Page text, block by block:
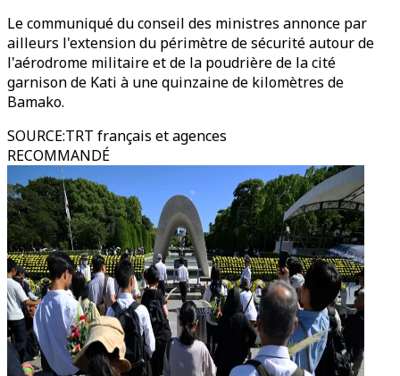
Le communiqué du conseil des ministres annonce par
ailleurs l'extension du périmètre de sécurité autour de
l'aérodrome militaire et de la poudrière de la cité
garnison de Kati à une quinzaine de kilomètres de
Bamako.
SOURCE:TRT français et agences
RECOMMANDÉ